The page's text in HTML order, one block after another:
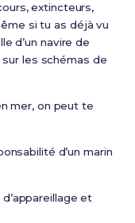
extincteurs,
si tu as déjà vu
d’un navire de
les schémas de
mer, on peut te
d’un marin
d’appareillage et